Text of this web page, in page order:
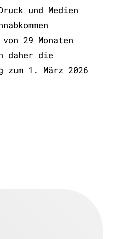
und Medien
29 Monaten
daher die
zum 1. März 2026